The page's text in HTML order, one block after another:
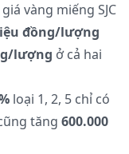
giá vàng miếng SJC
đồng/lượng
lượng ở cả hai
loại 1, 2, 5 chỉ có
tăng 600.000